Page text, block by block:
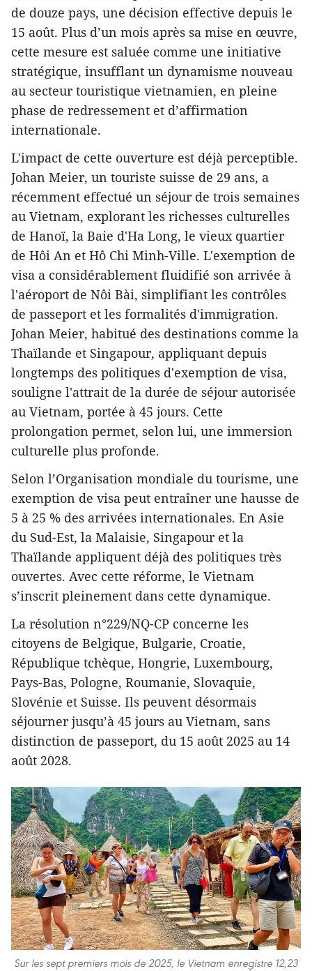
de douze pays, une décision effective depuis le
15 août. Plus d’un mois après sa mise en œuvre,
cette mesure est saluée comme une initiative
stratégique, insufflant un dynamisme nouveau
au secteur touristique vietnamien, en pleine
phase de redressement et d’affirmation
internationale.
L'impact de cette ouverture est déjà perceptible.
Johan Meier, un touriste suisse de 29 ans, a
récemment effectué un séjour de trois semaines
au Vietnam, explorant les richesses culturelles
de Hanoï, la Baie d'Ha Long, le vieux quartier
de Hôi An et Hô Chi Minh-Ville. L'exemption de
visa a considérablement fluidifié son arrivée à
l'aéroport de Nôi Bài, simplifiant les contrôles
de passeport et les formalités d'immigration.
Johan Meier, habitué des destinations comme la
Thaïlande et Singapour, appliquant depuis
longtemps des politiques d'exemption de visa,
souligne l'attrait de la durée de séjour autorisée
au Vietnam, portée à 45 jours. Cette
prolongation permet, selon lui, une immersion
culturelle plus profonde.
Selon l’Organisation mondiale du tourisme, une
exemption de visa peut entraîner une hausse de
5 à 25 % des arrivées internationales. En Asie
du Sud-Est, la Malaisie, Singapour et la
Thaïlande appliquent déjà des politiques très
ouvertes. Avec cette réforme, le Vietnam
s’inscrit pleinement dans cette dynamique.
La résolution n°229/NQ-CP concerne les
citoyens de Belgique, Bulgarie, Croatie,
République tchèque, Hongrie, Luxembourg,
Pays-Bas, Pologne, Roumanie, Slovaquie,
Slovénie et Suisse. Ils peuvent désormais
séjourner jusqu’à 45 jours au Vietnam, sans
distinction de passeport, du 15 août 2025 au 14
août 2028.
Sur les sept premiers mois de 2025, le Vietnam enregistre 12,23